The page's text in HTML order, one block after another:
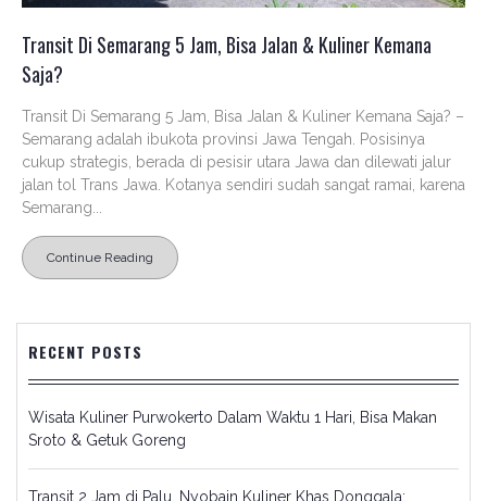
Transit Di Semarang 5 Jam, Bisa Jalan & Kuliner Kemana
Saja?
Transit Di Semarang 5 Jam, Bisa Jalan & Kuliner Kemana Saja? –
Semarang adalah ibukota provinsi Jawa Tengah. Posisinya
cukup strategis, berada di pesisir utara Jawa dan dilewati jalur
jalan tol Trans Jawa. Kotanya sendiri sudah sangat ramai, karena
Semarang...
Continue Reading
RECENT POSTS
Wisata Kuliner Purwokerto Dalam Waktu 1 Hari, Bisa Makan
Sroto & Getuk Goreng
Transit 2 Jam di Palu, Nyobain Kuliner Khas Donggala: